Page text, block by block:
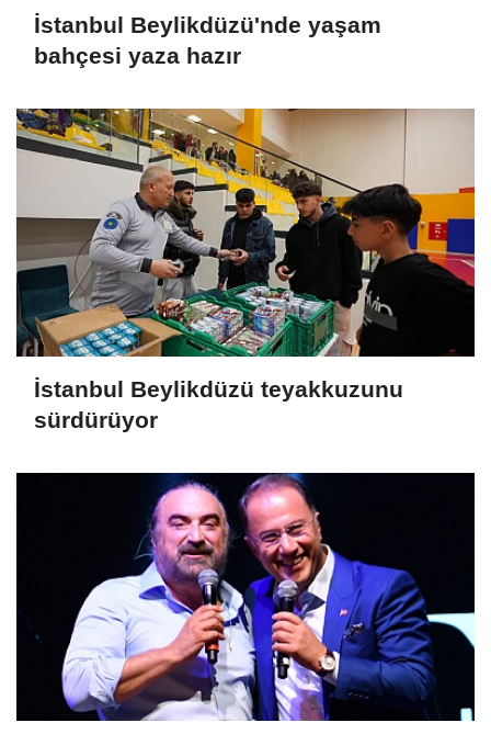
İstanbul Beylikdüzü'nde yaşam
bahçesi yaza hazır
İstanbul Beylikdüzü teyakkuzunu
sürdürüyor